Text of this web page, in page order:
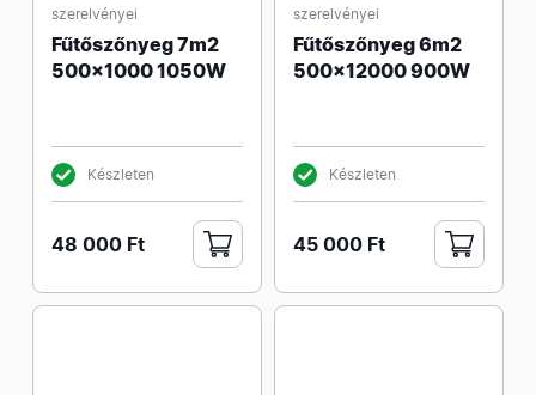
szerelvényei
Fűtőszőnyeg 7m2
500x1000 1050W
Készleten
48 000 Ft
szerelvényei
Fűtőszőnyeg 6m2
500x12000 900W
Készleten
45 000 Ft